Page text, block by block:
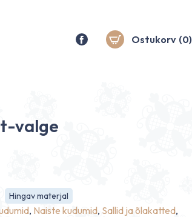
Ostukorv (0)
valge
Hingav materjal
, Naiste kudumid, Sallid ja õlakatted,